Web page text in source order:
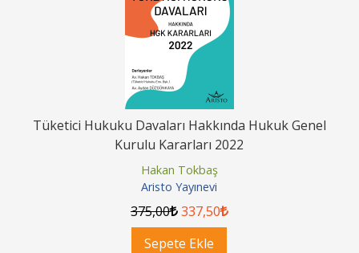
Tüketici Hukuku Davaları Hakkında Hukuk Genel
Kurulu Kararları 2022
Hakan Tokbaş
Aristo Yayınevi
375,00 337,50
Sepete Ekle